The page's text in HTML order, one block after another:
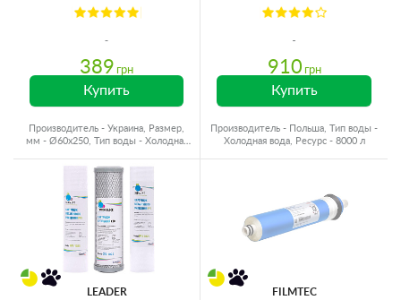
389 грн
Купить
Производитель - Украина, Размер,
мм - Ø60x250, Тип воды - Холодная
910 грн
Купить
Производитель - Польша, Тип воды -
Холодная вода, Ресурс - 8000 л
LEADER FILMTEC